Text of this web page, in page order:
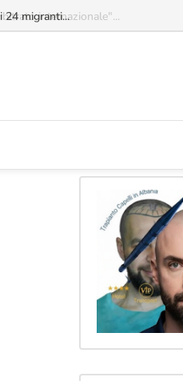
internazionale"...